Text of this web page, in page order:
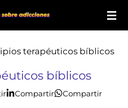
terapéuticos bíblicos
bíblicos
Compartir Compartir